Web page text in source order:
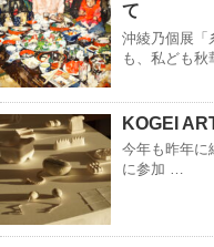
て
沖綾乃個展「
も、私ども
KOGEI
今年も昨年に
に参加 …